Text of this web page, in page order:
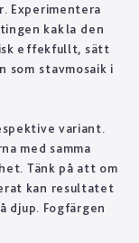
Experimentera
kakla den
effekfullt, sätt
som stavmosaik i
variant.
med samma
Tänk på att om
kan resultatet
djup. Fogfärgen